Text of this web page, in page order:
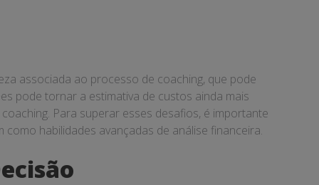
associada ao processo de coaching, que pode
pode tornar a estimativa de custos ainda mais
Para superar esses desafios, é importante
habilidades avançadas de análise financeira.